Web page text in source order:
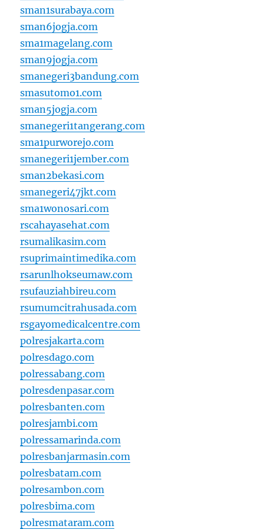
sman1surabaya.com
sman6jogja.com
sma1magelang.com
sman9jogja.com
smanegeri3bandung.com
smasutomo1.com
sman5jogja.com
smanegeri1tangerang.com
sma1purworejo.com
smanegeri1jember.com
sman2bekasi.com
smanegeri47jkt.com
sma1wonosari.com
rscahayasehat.com
rsumalikasim.com
rsuprimaintimedika.com
rsarunlhokseumaw.com
rsufauziahbireu.com
rsumumcitrahusada.com
rsgayomedicalcentre.com
polresjakarta.com
polresdago.com
polressabang.com
polresdenpasar.com
polresbanten.com
polresjambi.com
polressamarinda.com
polresbanjarmasin.com
polresbatam.com
polresambon.com
polresbima.com
polresmataram.com